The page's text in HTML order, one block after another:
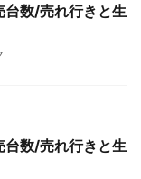
台数/売れ行きと生
台数/売れ行きと生